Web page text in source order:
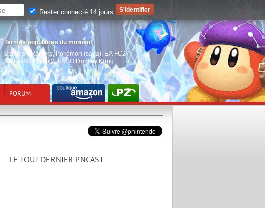
Termes populaires du moment
Splatoon Raiders, Pokémon (saga) EA FC27,
Nintendo Switch 2,LEGO Donkey Kong
FORUM
LE TOUT DERNIER PNCAST
Rester connecté 14 jours